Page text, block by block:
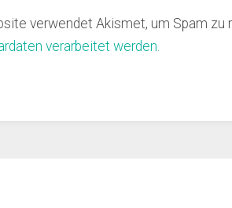
verwendet Akismet, um Spam zu
verarbeitet werden.